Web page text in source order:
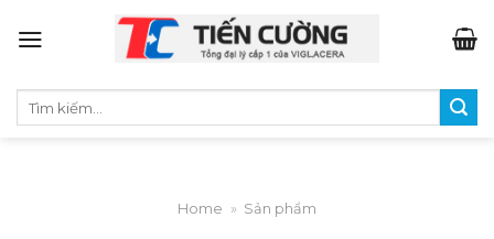
Home » Sản phẩm